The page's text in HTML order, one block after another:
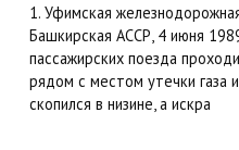
1. Уфимская
Башкирская АССР, 4 июня
пассажирских поезда
рядом с местом утечки газа
скопился в низине, а искра